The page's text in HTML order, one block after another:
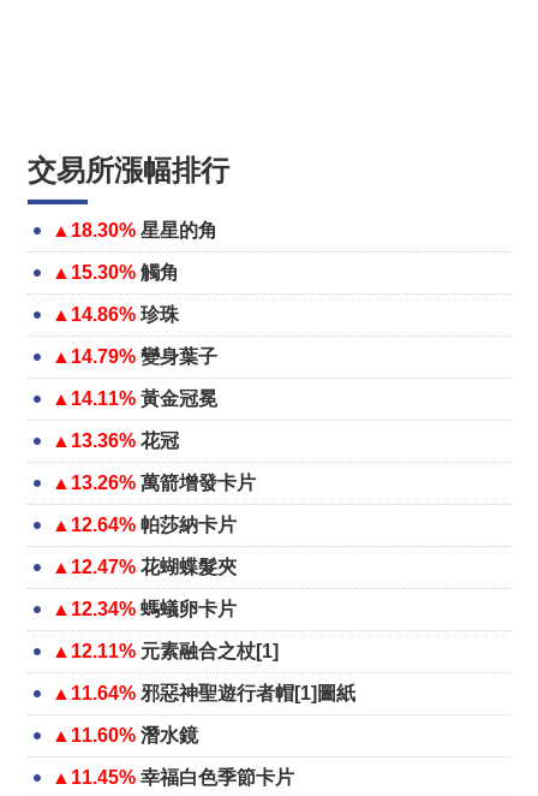
交易所漲幅排行
▲18.30% 星星的角
▲15.30% 觸角
▲14.86% 珍珠
▲14.79% 變身葉子
▲14.11% 黃金冠冕
▲13.36% 花冠
▲13.26% 萬箭增發卡片
▲12.64% 帕莎納卡片
▲12.47% 花蝴蝶髮夾
▲12.34% 螞蟻卵卡片
▲12.11% 元素融合之杖[1]
▲11.64% 邪惡神聖遊行者帽[1]圖紙
▲11.60% 潛水鏡
▲11.45% 幸福白色季節卡片